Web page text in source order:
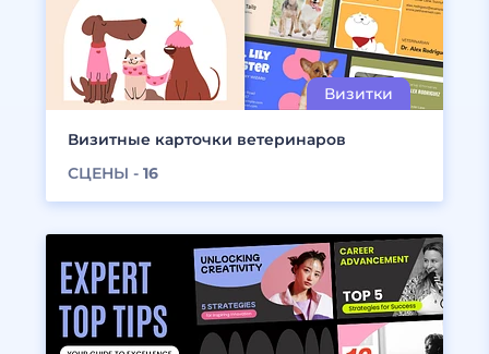
Визитные карточки ветеринаров
СЦЕНЫ - 16